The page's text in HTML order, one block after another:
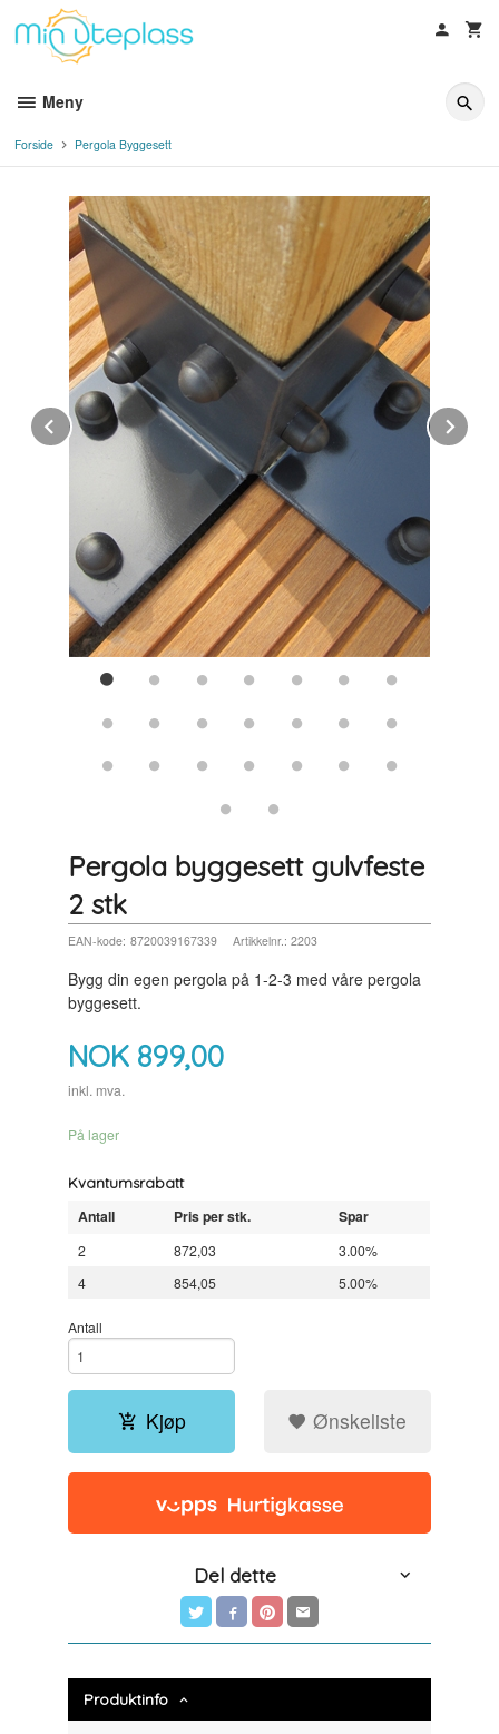
innholdet
Meny
Forside Pergola Byggesett
Prev
Pergola byggesett gulvfeste
2 stk
EAN-kode: 8720039167339 Artikkelnr.: 2203
Bygg din egen pergola på 1-2-3 med våre pergola
byggesett.
NOK 899,00
inkl. mva.
På lager
Kvantumsrabatt
Antall Pris per stk. Spar
2 872,03
3.00%
4
854,05 5.00%
Antall
Kjøp Ønskeliste
Del dette
Produktinfo